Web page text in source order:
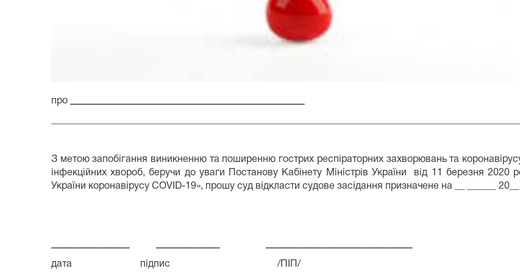
про
З метою запобігання виникненню та поширенню гострих респіраторних захворювань та
інфекційних хвороб, беручи до уваги Постанову Кабінету Міністрів України від 11 березня
України коронавірусу COVID-19», прошу суд відкласти судове засідання призначене на __ ______
дата підпис /ПІП/